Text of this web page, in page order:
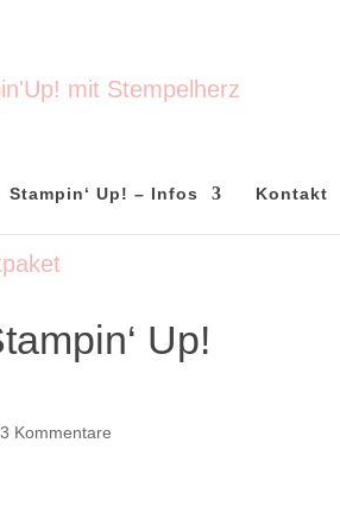
Stampin‘ Up! – Infos Kontakt
Up!
Kommentare